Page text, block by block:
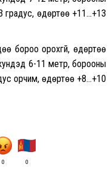
градус, өдөртөө +11…+13
бороо орохгүй, өдөртөө
6-11 метр, борооны
орчим, өдөртөө +8…+10
0 0